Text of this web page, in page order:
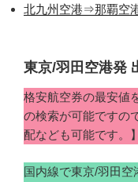
北九州空港⇒那覇空
東京/羽田空港発
格安航空券の最安値
の検索が可能ですの
配なども可能です。】
国内線で東京/羽田